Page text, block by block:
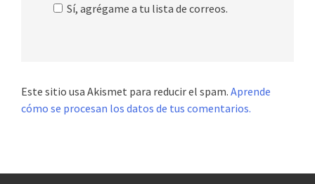
Sí, agrégame a tu lista de correos.
Este sitio usa Akismet para reducir el spam. Aprende
cómo se procesan los datos de tus comentarios.